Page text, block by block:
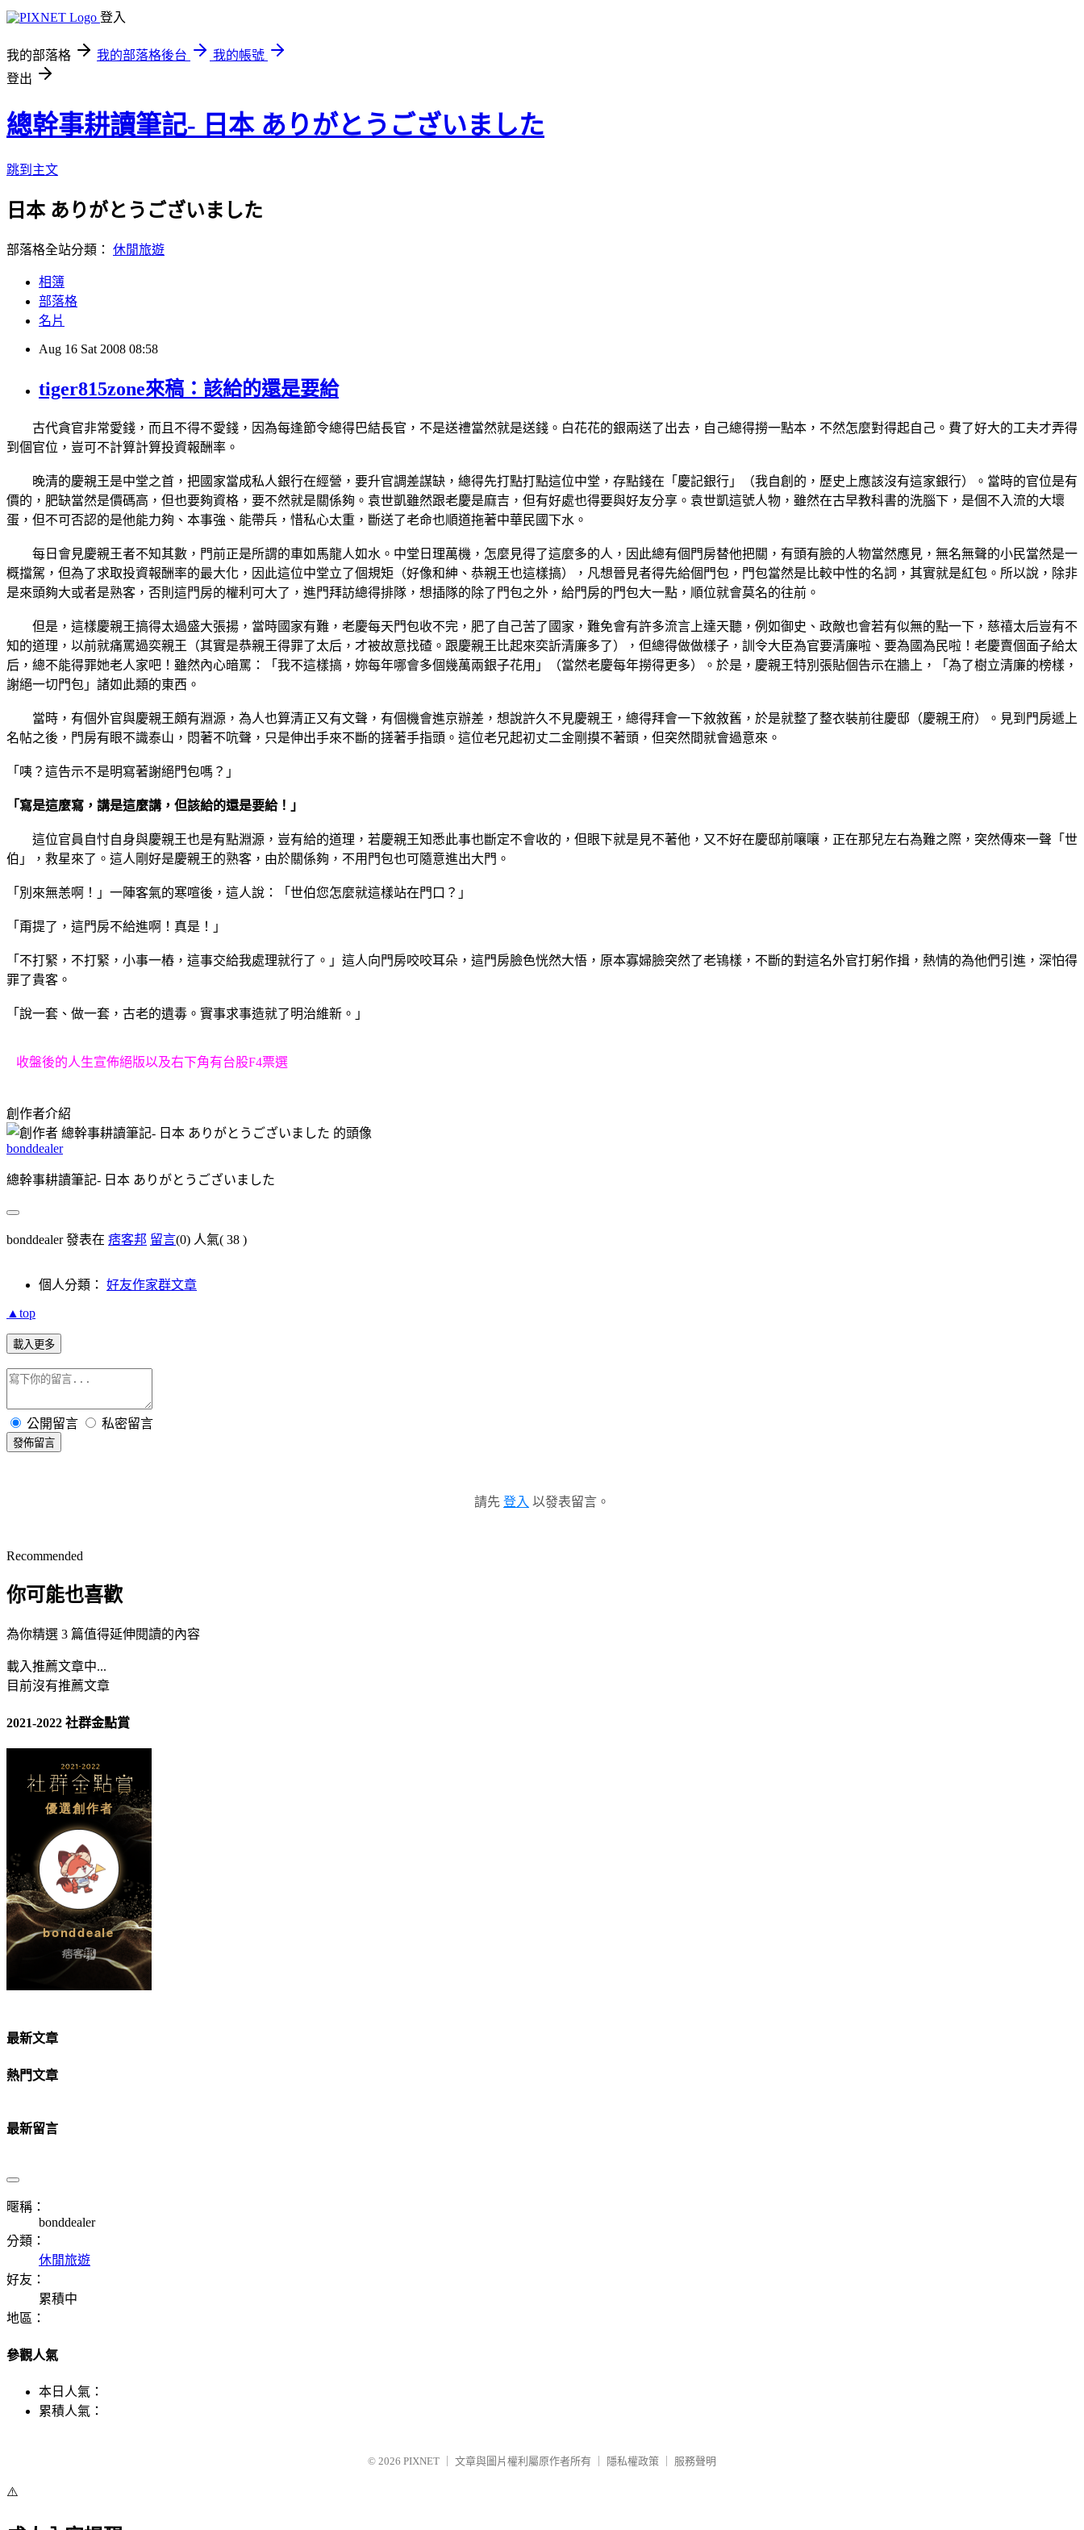
登入
我的部落格 我的部落格後台
我的帳號
登出
總幹事耕讀筆記- 日本 ありがとうございました
跳到主文
日本 ありがとうございました
部落格全站分類： 休閒旅遊
相簿
部落格
名片
Aug 16 Sat 2008 08:58
tiger815zone來稿：該給的還是要給
古代貪官非常愛錢，而且不得不愛錢，因為每逢節令總得巴結長官，不是送禮當然就是送錢。白花花的銀兩送了出去，自己總得撈一點本，不然怎麼對得起自己。費了好大的工夫才弄得
到個官位，豈可不計算計算投資報酬率。
晚清的慶親王是中堂之首，把國家當成私人銀行在經營，要升官調差謀缺，總得先打點打點這位中堂，存點錢在「慶記銀行」（我自創的，歷史上應該沒有這家銀行）。當時的官位是有
價的，肥缺當然是價碼高，但也要夠資格，要不然就是關係夠。袁世凱雖然跟老慶是麻吉，但有好處也得要與好友分享。袁世凱這號人物，雖然在古早教科書的洗腦下，是個不入流的大壞
蛋，但不可否認的是他能力夠、本事強、能帶兵，惜私心太重，斷送了老命也順道拖著中華民國下水。
每日會見慶親王者不知其數，門前正是所謂的車如馬龍人如水。中堂日理萬機，怎麼見得了這麼多的人，因此總有個門房替他把關，有頭有臉的人物當然應見，無名無聲的小民當然是一
概擋駕，但為了求取投資報酬率的最大化，因此這位中堂立了個規矩（好像和紳、恭親王也這樣搞），凡想晉見者得先給個門包，門包當然是比較中性的名詞，其實就是紅包。所以說，除非
是來頭夠大或者是熟客，否則這門房的權利可大了，進門拜訪總得排隊，想插隊的除了門包之外，給門房的門包大一點，順位就會莫名的往前。
但是，這樣慶親王搞得太過盛大張揚，當時國家有難，老慶每天門包收不完，肥了自己苦了國家，難免會有許多流言上達天聽，例如御史、政敵也會若有似無的點一下，慈禧太后豈有不
知的道理，以前就痛罵過奕親王（其實是恭親王得罪了太后，才被故意找碴。跟慶親王比起來奕訢清廉多了），但總得做做樣子，訓令大臣為官要清廉啦、要為國為民啦！老慶賣個面子給太
后，總不能得罪她老人家吧！雖然內心暗罵：「我不這樣搞，妳每年哪會多個幾萬兩銀子花用」（當然老慶每年撈得更多）。於是，慶親王特別張貼個告示在牆上，「為了樹立清廉的榜樣，
謝絕一切門包」諸如此類的東西。
當時，有個外官與慶親王頗有淵源，為人也算清正又有文聲，有個機會進京辦差，想說許久不見慶親王，總得拜會一下敘敘舊，於是就整了整衣裝前往慶邸（慶親王府）。見到門房遞上
名帖之後，門房有眼不識泰山，悶著不吭聲，只是伸出手來不斷的搓著手指頭。這位老兄起初丈二金剛摸不著頭，但突然間就會過意來。
「咦？這告示不是明寫著謝絕門包嗎？」
「寫是這麼寫，講是這麼講，但該給的還是要給！」
這位官員自忖自身與慶親王也是有點淵源，豈有給的道理，若慶親王知悉此事也斷定不會收的，但眼下就是見不著他，又不好在慶邸前嚷嚷，正在那兒左右為難之際，突然傳來一聲「世
伯」，救星來了。這人剛好是慶親王的熟客，由於關係夠，不用門包也可隨意進出大門。
「別來無恙啊！」一陣客氣的寒喧後，這人說：「世伯您怎麼就這樣站在門口？」
「甭提了，這門房不給進啊！真是！」
「不打緊，不打緊，小事一樁，這事交給我處理就行了。」這人向門房咬咬耳朵，這門房臉色恍然大悟，原本寡婦臉突然了老鴇樣，不斷的對這名外官打躬作揖，熱情的為他們引進，深怕得
罪了貴客。
「說一套、做一套，古老的遺毒。實事求事造就了明治維新。」
收盤後的人生宣佈絕版以及右下角有台股F4票選
創作者介紹
bonddealer
總幹事耕讀筆記- 日本 ありがとうございました
bonddealer 發表在 痞客邦 留言(0) 人氣( 38 )
個人分類： 好友作家群文章
▲top
載入更多
公開留言 私密留言
發佈留言
請先 登入 以發表留言。
Recommended
你可能也喜歡
為你精選 3 篇值得延伸閱讀的內容
載入推薦文章中...
目前沒有推薦文章
2021-2022 社群金點賞
最新文章
熱門文章
最新留言
暱稱：
bonddealer
分類：
休閒旅遊
好友：
累積中
地區：
參觀人氣
本日人氣：
累積人氣：
© 2026 PIXNET 文章與圖片權利屬原作者所有 隱私權政策 服務聲明
⚠️